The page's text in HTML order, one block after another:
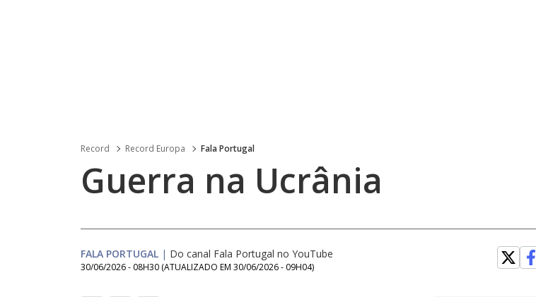
Record Record Europa Fala Portugal
Guerra na Ucrânia
FALA PORTUGAL | Do canal Fala Portugal no YouTube
30/06/2026 - 08H30 (ATUALIZADO EM 30/06/2026 - 09H04)